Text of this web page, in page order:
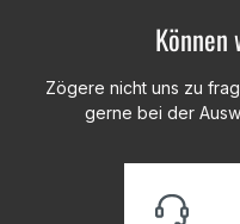
Zögere nicht uns zu
gerne bei der